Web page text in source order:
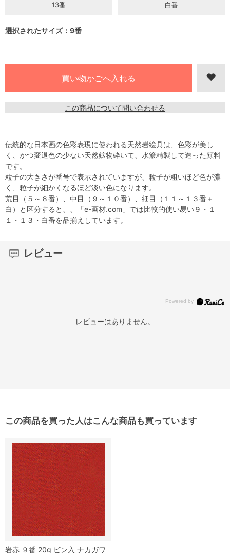
13番 白番
選択されたサイズ：9番
この商品について問い合わせる
伝統的な日本画の色彩表現に使われる天然岩絵具は、色彩が美し
く、かつ変退色の少ない天然鉱物砕いて、水簸精製して造った顔料
です。
粒子の大きさが番号で表示されていますが、粒子が粗いほど色が濃
く、粒子が細かくなるほど淡い色になります。
荒目（５～８番）、中目（９～１０番）、細目（１１～１３番＋
白）と区分すると、、「e-画材.com」では比較的使い易い９・１
１・１３・白番を品揃えしています。
レビュー
レビューはありません。
この商品を買った人はこんな商品も買っています
岩赤 ９番 20g ビン入 ナカガワ